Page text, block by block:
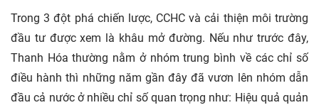
Trong 3 đột phá chiến lược, CCHC và cải thiện môi trường
đầu tư được xem là khâu mở đường. Nếu như trước đây,
Thanh Hóa thường nằm ở nhóm trung bình về các chỉ số
điều hành thì những năm gần đây đã vươn lên nhóm dẫn
đầu cả nước ở nhiều chỉ số quan trọng như: Hiệu quả quản